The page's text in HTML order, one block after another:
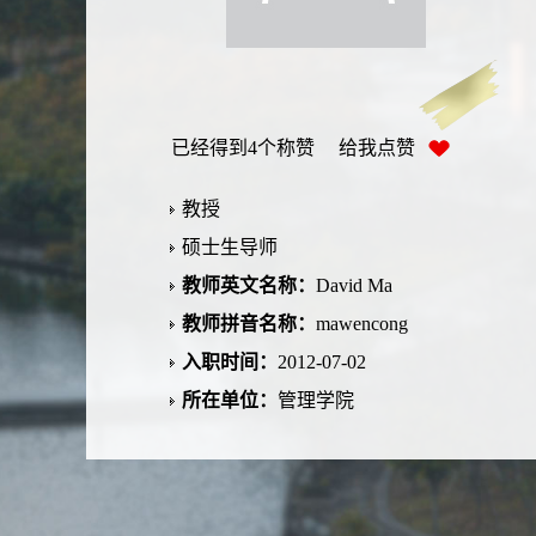
已经得到 4个称赞 给我点赞
教授
硕士生导师
教师英文名称： David Ma
教师拼音名称： mawencong
入职时间： 2012-07-02
所在单位： 管理学院
管理学博士学位